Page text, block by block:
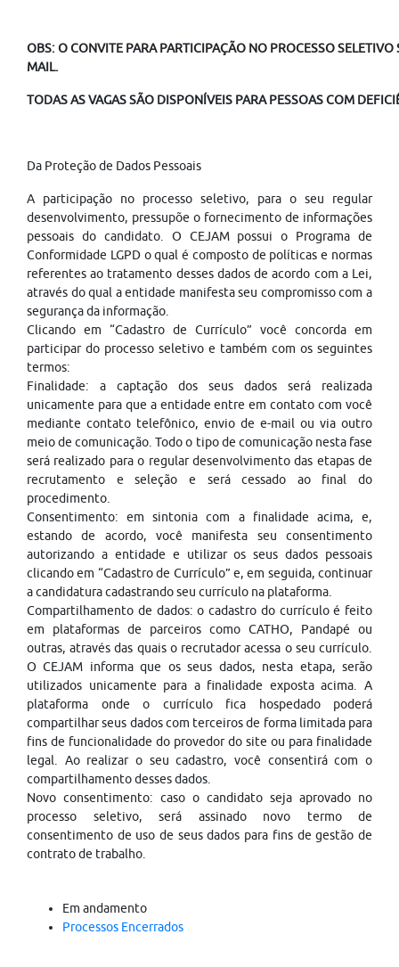
OBS: O CONVITE PARA PARTICIPAÇÃO NO PROCESSO SELETIVO
MAIL.
TODAS AS VAGAS SÃO DISPONÍVEIS PARA PESSOAS COM
Da Proteção de Dados Pessoais
A participação no processo seletivo, para o seu regular
desenvolvimento, pressupõe o fornecimento de informações
pessoais do candidato. O CEJAM possui o Programa de
Conformidade LGPD o qual é composto de políticas e normas
referentes ao tratamento desses dados de acordo com a Lei,
através do qual a entidade manifesta seu compromisso com a
segurança da informação.
Clicando em “Cadastro de Currículo” você concorda em
participar do processo seletivo e também com os seguintes
termos:
Finalidade: a captação dos seus dados será realizada
unicamente para que a entidade entre em contato com você
mediante contato telefônico, envio de e-mail ou via outro
meio de comunicação. Todo o tipo de comunicação nesta fase
será realizado para o regular desenvolvimento das etapas de
recrutamento e seleção e será cessado ao final do
procedimento.
Consentimento: em sintonia com a finalidade acima, e,
estando de acordo, você manifesta seu consentimento
autorizando a entidade e utilizar os seus dados pessoais
clicando em “Cadastro de Currículo” e, em seguida, continuar
a candidatura cadastrando seu currículo na plataforma.
Compartilhamento de dados: o cadastro do currículo é feito
em plataformas de parceiros como CATHO, Pandapé ou
outras, através das quais o recrutador acessa o seu currículo.
O CEJAM informa que os seus dados, nesta etapa, serão
utilizados unicamente para a finalidade exposta acima. A
plataforma onde o currículo fica hospedado poderá
compartilhar seus dados com terceiros de forma limitada para
fins de funcionalidade do provedor do site ou para finalidade
legal. Ao realizar o seu cadastro, você consentirá com o
compartilhamento desses dados.
Novo consentimento: caso o candidato seja aprovado no
processo seletivo, será assinado novo termo de
consentimento de uso de seus dados para fins de gestão de
contrato de trabalho.
Em andamento
Processos Encerrados